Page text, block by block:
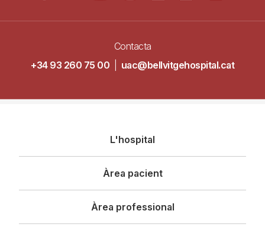
Contacta
+34 93 260 75 00
uac@bellvitgehospital.cat
principal
L'hospital
Àrea pacient
Àrea professional